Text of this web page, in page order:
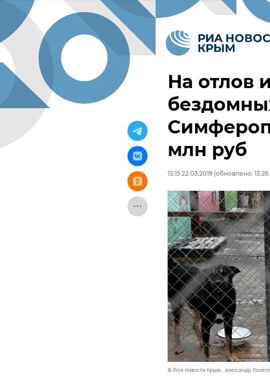
На отлов
млн руб
13:15 22.03.2019 (обновлено: 13:26
© РИА Новости Крым . Александр